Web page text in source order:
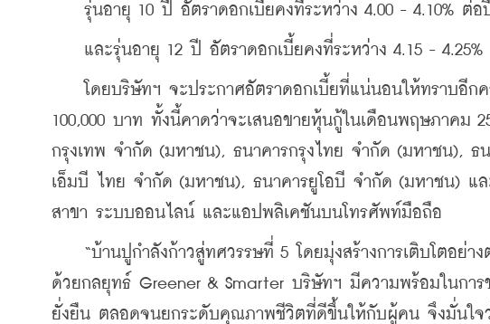
รุ่นอายุ 10 ปี อัตราดอกเบี้ยคงที่ระหว่าง 4.00 - 4.10% ต่อปี
และรุ่นอายุ 12 ปี อัตราดอกเบี้ยคงที่ระหว่าง 4.15 - 4.25%
โดยบริษัทฯ จะประกาศอัตราดอกเบี้ยที่แน่นอนให้ทราบอีก
100,000 บาท ทั้งนี้คาดว่าจะเสนอขายหุ้นกู้ในเดือนพฤษภาคม
กรุงเทพ จำกัด (มหาชน), ธนาคารกรุงไทย จำกัด (มหาชน), ธ
เอ็มบี ไทย จำกัด (มหาชน), ธนาคารยูโอบี จำกัด (มหาชน) แ
สาขา ระบบออนไลน์ และแอปพลิเคชันบนโทรศัพท์มือถือ
“บ้านปูกำลังก้าวสู่ทศวรรษที่ 5 โดยมุ่งสร้างการเติบโตอย่า
ด้วยกลยุทธ์ Greener & Smarter บริษัทฯ มีความพร้อมในการ
ยั่งยืน ตลอดจนยกระดับคุณภาพชีวิตที่ดีขึ้นให้กับผู้คน จึงมั่นใจว่